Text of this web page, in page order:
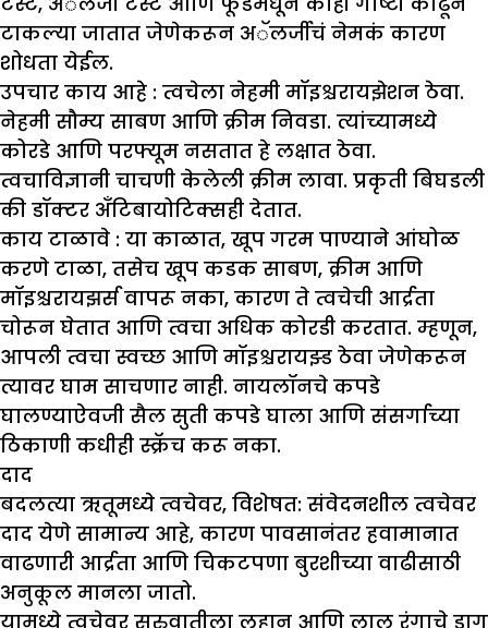
टाकल्या जातात जेणेकरून अॅलर्जीचं नेमकं कारण
शोधता येईल.
उपचार काय आहे : त्वचेला नेहमी मॉइश्चरायझेशन ठेवा.
नेहमी सौम्य साबण आणि क्रीम निवडा. त्यांच्यामध्ये
कोरडे आणि परफ्यूम नसतात हे लक्षात ठेवा.
त्वचाविज्ञानी चाचणी केलेली क्रीम लावा. प्रकृती बिघडली
की डॉक्टर अँटिबायोटिक्सही देतात.
काय टाळावे : या काळात, खूप गरम पाण्याने आंघोळ
करणे टाळा, तसेच खूप कडक साबण, क्रीम आणि
मॉइश्चरायझर्स वापरू नका, कारण ते त्वचेची आर्द्रता
चोरून घेतात आणि त्वचा अधिक कोरडी करतात. म्हणून,
आपली त्वचा स्वच्छ आणि मॉइश्चरायझ्ड ठेवा जेणेकरून
त्यावर घाम साचणार नाही. नायलॉनचे कपडे
घालण्याऐवजी सैल सुती कपडे घाला आणि संसर्गाच्या
ठिकाणी कधीही स्क्रॅच करू नका.
दाद
बदलत्या ऋतूमध्ये त्वचेवर, विशेषत: संवेदनशील त्वचेवर
दाद येणे सामान्य आहे, कारण पावसानंतर हवामानात
वाढणारी आर्द्रता आणि चिकटपणा बुरशीच्या वाढीसाठी
अनुकूल मानला जातो.
यामध्ये त्वचेवर सुरुवातीला लहान आणि लाल रंगाचे डाग